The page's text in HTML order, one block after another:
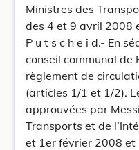
Ministres des
des 4 et 9 avril 2008
P u t s c h e i d.- En
conseil communal de
règlement de
(articles 1/1 et 1/2).
approuvées par
Transports et de
et 1er février 2008 et